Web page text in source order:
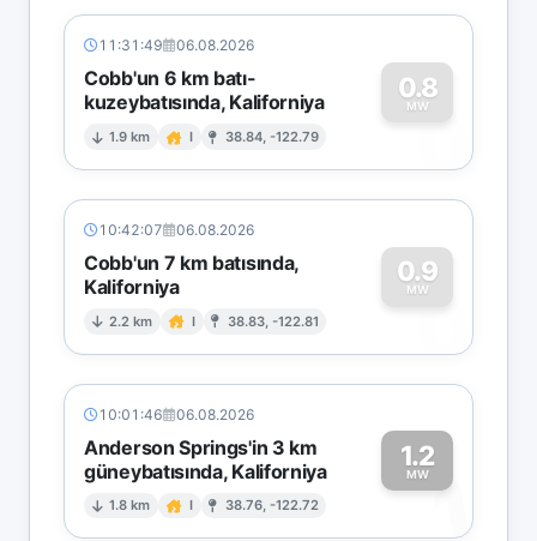
11:31:49 06.08.2026
Cobb'un 6 km batı-
kuzeybatısında, Kaliforniya
1.9 km I 38.84, -122.79
0.8
MW
0
10:42:07 06.08.2026
Cobb'un 7 km batısında,
Kaliforniya
2.2 km I 38.83, -122.81
0.9
MW
0
10:01:46 06.08.2026
Anderson Springs'in 3 km
güneybatısında, Kaliforniya
1.8 km I 38.76, -122.72
1.2
MW1